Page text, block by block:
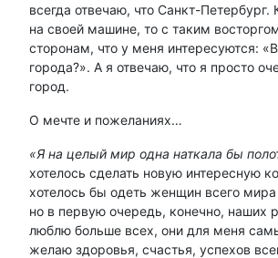
всегда отвечаю, что Санкт-Петербург.
на своей машине, то с таким
сторонам, что у меня интересуются:
города?». А я отвечаю, что я просто
город.
О мечте и пожеланиях…
«Я на целый мир одна наткала бы
хотелось сделать новую интересную
хотелось бы одеть женщин всего
но в первую очередь, конечно, наших
люблю больше всех, они для меня
желаю здоровья, счастья, успехов